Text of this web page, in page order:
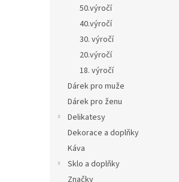
50.výročí
40.výročí
30. výročí
20.výročí
18. výročí
Dárek pro muže
Dárek pro ženu
Delikatesy
Dekorace a doplňky
Káva
Sklo a doplňky